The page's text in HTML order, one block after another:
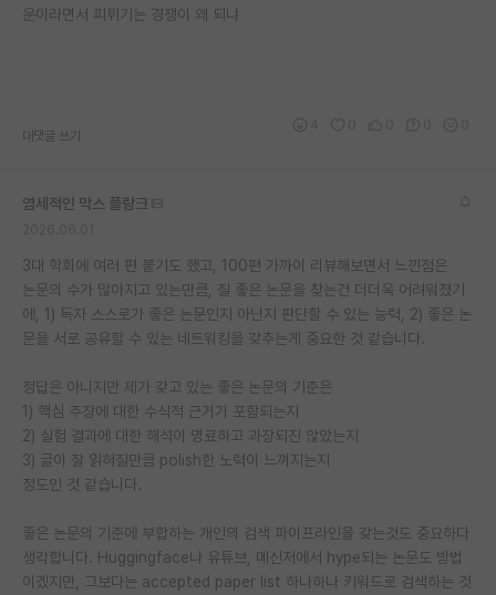
운이라면서 피튀기는 경쟁이 왜 되냐
대댓글 쓰기
염세적인 막스 플랑크
3대 학회에 여러 편 붙기도 했고, 100편 가까이 리뷰해보면서 느낀점은
논문의 수가 많아지고 있는만큼, 질 좋은 논문을 찾는건 더더욱 어려워졌기
에, 1) 독자 스스로가 좋은 논문인지 아닌지 판단할 수 있는 능력, 2) 좋은 논
문을 서로 공유할 수 있는 네트워킹을 갖추는게 중요한 것 같습니다.
정답은 아니지만 제가 갖고 있는 좋은 논문의 기준은
1) 핵심 주장에 대한 수식적 근거가 포함되는지
2) 실험 결과에 대한 해석이 명료하고 과장되진 않았는지
3) 글이 잘 읽혀질만큼 polish한 노력이 느껴지는지
정도인 것 같습니다.
좋은 논문의 기준에 부합하는 개인의 검색 파이프라인을 갖는것도 중요하다
생각합니다. Huggingface나 유튜브, 메신저에서 hype되는 논문도 방법
이겠지만, 그보다는 accepted paper list 하나하나 키워드로 검색하는 것